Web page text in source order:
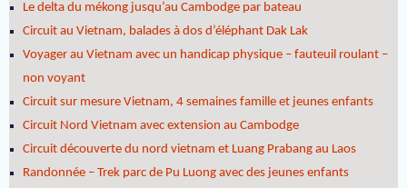
Le delta du mékong jusqu’au Cambodge par bateau
Circuit au Vietnam, balades à dos d’éléphant Dak Lak
Voyager au Vietnam avec un handicap physique – fauteuil roulant –
non voyant
Circuit sur mesure Vietnam, 4 semaines famille et jeunes enfants
Circuit Nord Vietnam avec extension au Cambodge
Circuit découverte du nord vietnam et Luang Prabang au Laos
Randonnée – Trek parc de Pu Luong avec des jeunes enfants